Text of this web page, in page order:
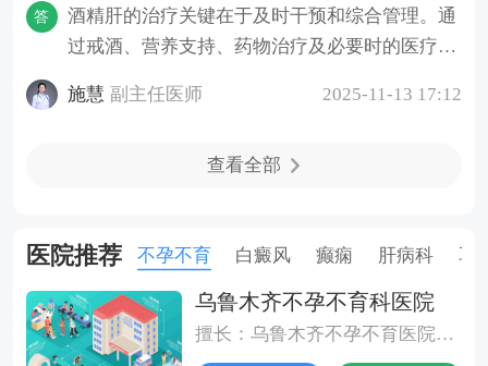
垫，睡眠时通过体位调整保持脊柱中立位。工作
环境中应配置符合人体工学的座椅，每隔一小时
钟可有效缓解椎间盘压力。规律运动能增强脊柱
水中运动可利用浮力减轻关节负担。每周保持3
免急转腰部的动作，运动后做放松拉伸。体重管
理直接影响脊柱负荷。将体重指数控制在正常范
围内，通过饮食调整与运动结合实现渐进式减
重。饮食中增加膳食纤维和优质蛋白摄入，减少
答
酒精肝的治疗关键在于及时干预和综合管理。通
过戒酒、营养支持、药物治疗及必要时的医疗手
健康。早期诊断和规范治疗对恢复至关重要。戒
害肝细胞，导致肝功能异常。停止饮酒后，肝脏
组织恢复。营养支持在治疗中扮演重要角色。酒
精肝患者常伴有营养不良，需摄入富含维生素、
蛋白质和抗氧化物质的食物，如新鲜蔬菜、瘦肉
和豆制品。均衡饮食有助于修复受损肝细胞，提
施慧 副主任医师 2025-11-13 17:12
查看全部
医院推荐 不孕不育 白癜风 癫痫 肝病科 耳
乌鲁木齐不孕不育科医院
擅长：乌鲁木齐不孕不育医院擅长精道异常性不育,可以要孩子,输卵复通无胎心,没怀上,弱精症]等疾病诊断治疗。